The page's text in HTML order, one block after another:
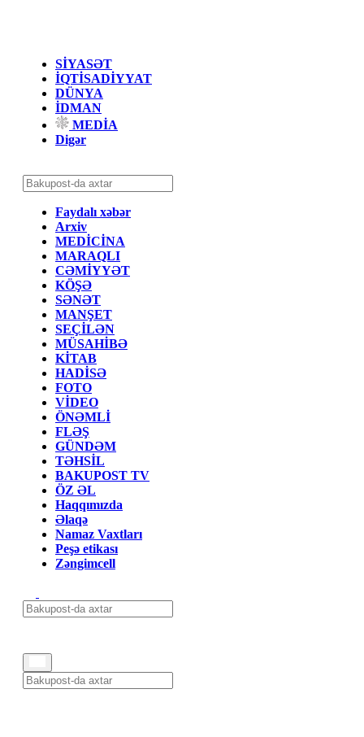
SİYASƏT
İQTİSADİYYAT
DÜNYA
İDMAN
MEDİA
Digər
Faydalı xəbər
Arxiv
MEDİCİNA
MARAQLI
CƏMİYYƏT
KÖŞƏ
SƏNƏT
MANŞET
SEÇİLƏN
MÜSAHİBƏ
KİTAB
HADİSƏ
FOTO
VİDEO
ÖNƏMLİ
FLƏŞ
GÜNDƏM
TƏHSİL
BAKUPOST TV
ÖZ ƏL
Haqqımızda
Əlaqə
Namaz Vaxtları
Peşə etikası
Zəngimcell